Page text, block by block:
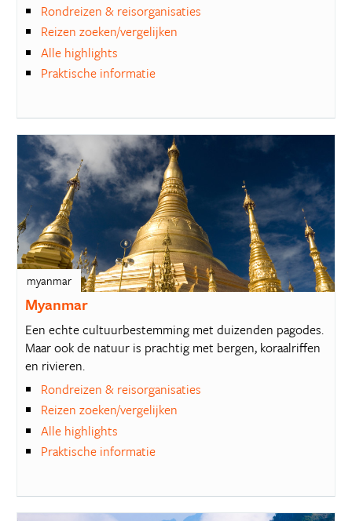
Rondreizen & reisorganisaties
Reizen zoeken/vergelijken
Alle highlights
Praktische informatie
myanmar
Myanmar
Een echte cultuurbestemming met duizenden pagodes.
Maar ook de natuur is prachtig met bergen, koraalriffen
en rivieren.
Rondreizen & reisorganisaties
Reizen zoeken/vergelijken
Alle highlights
Praktische informatie